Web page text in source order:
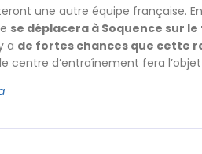
une autre équipe française.
se déplacera à Soquence sur
a de fortes chances que cette
centre d’entraînement fera